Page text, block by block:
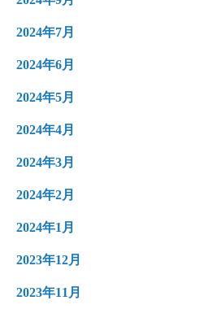
2024年7月
2024年6月
2024年5月
2024年4月
2024年3月
2024年2月
2024年1月
2023年12月
2023年11月